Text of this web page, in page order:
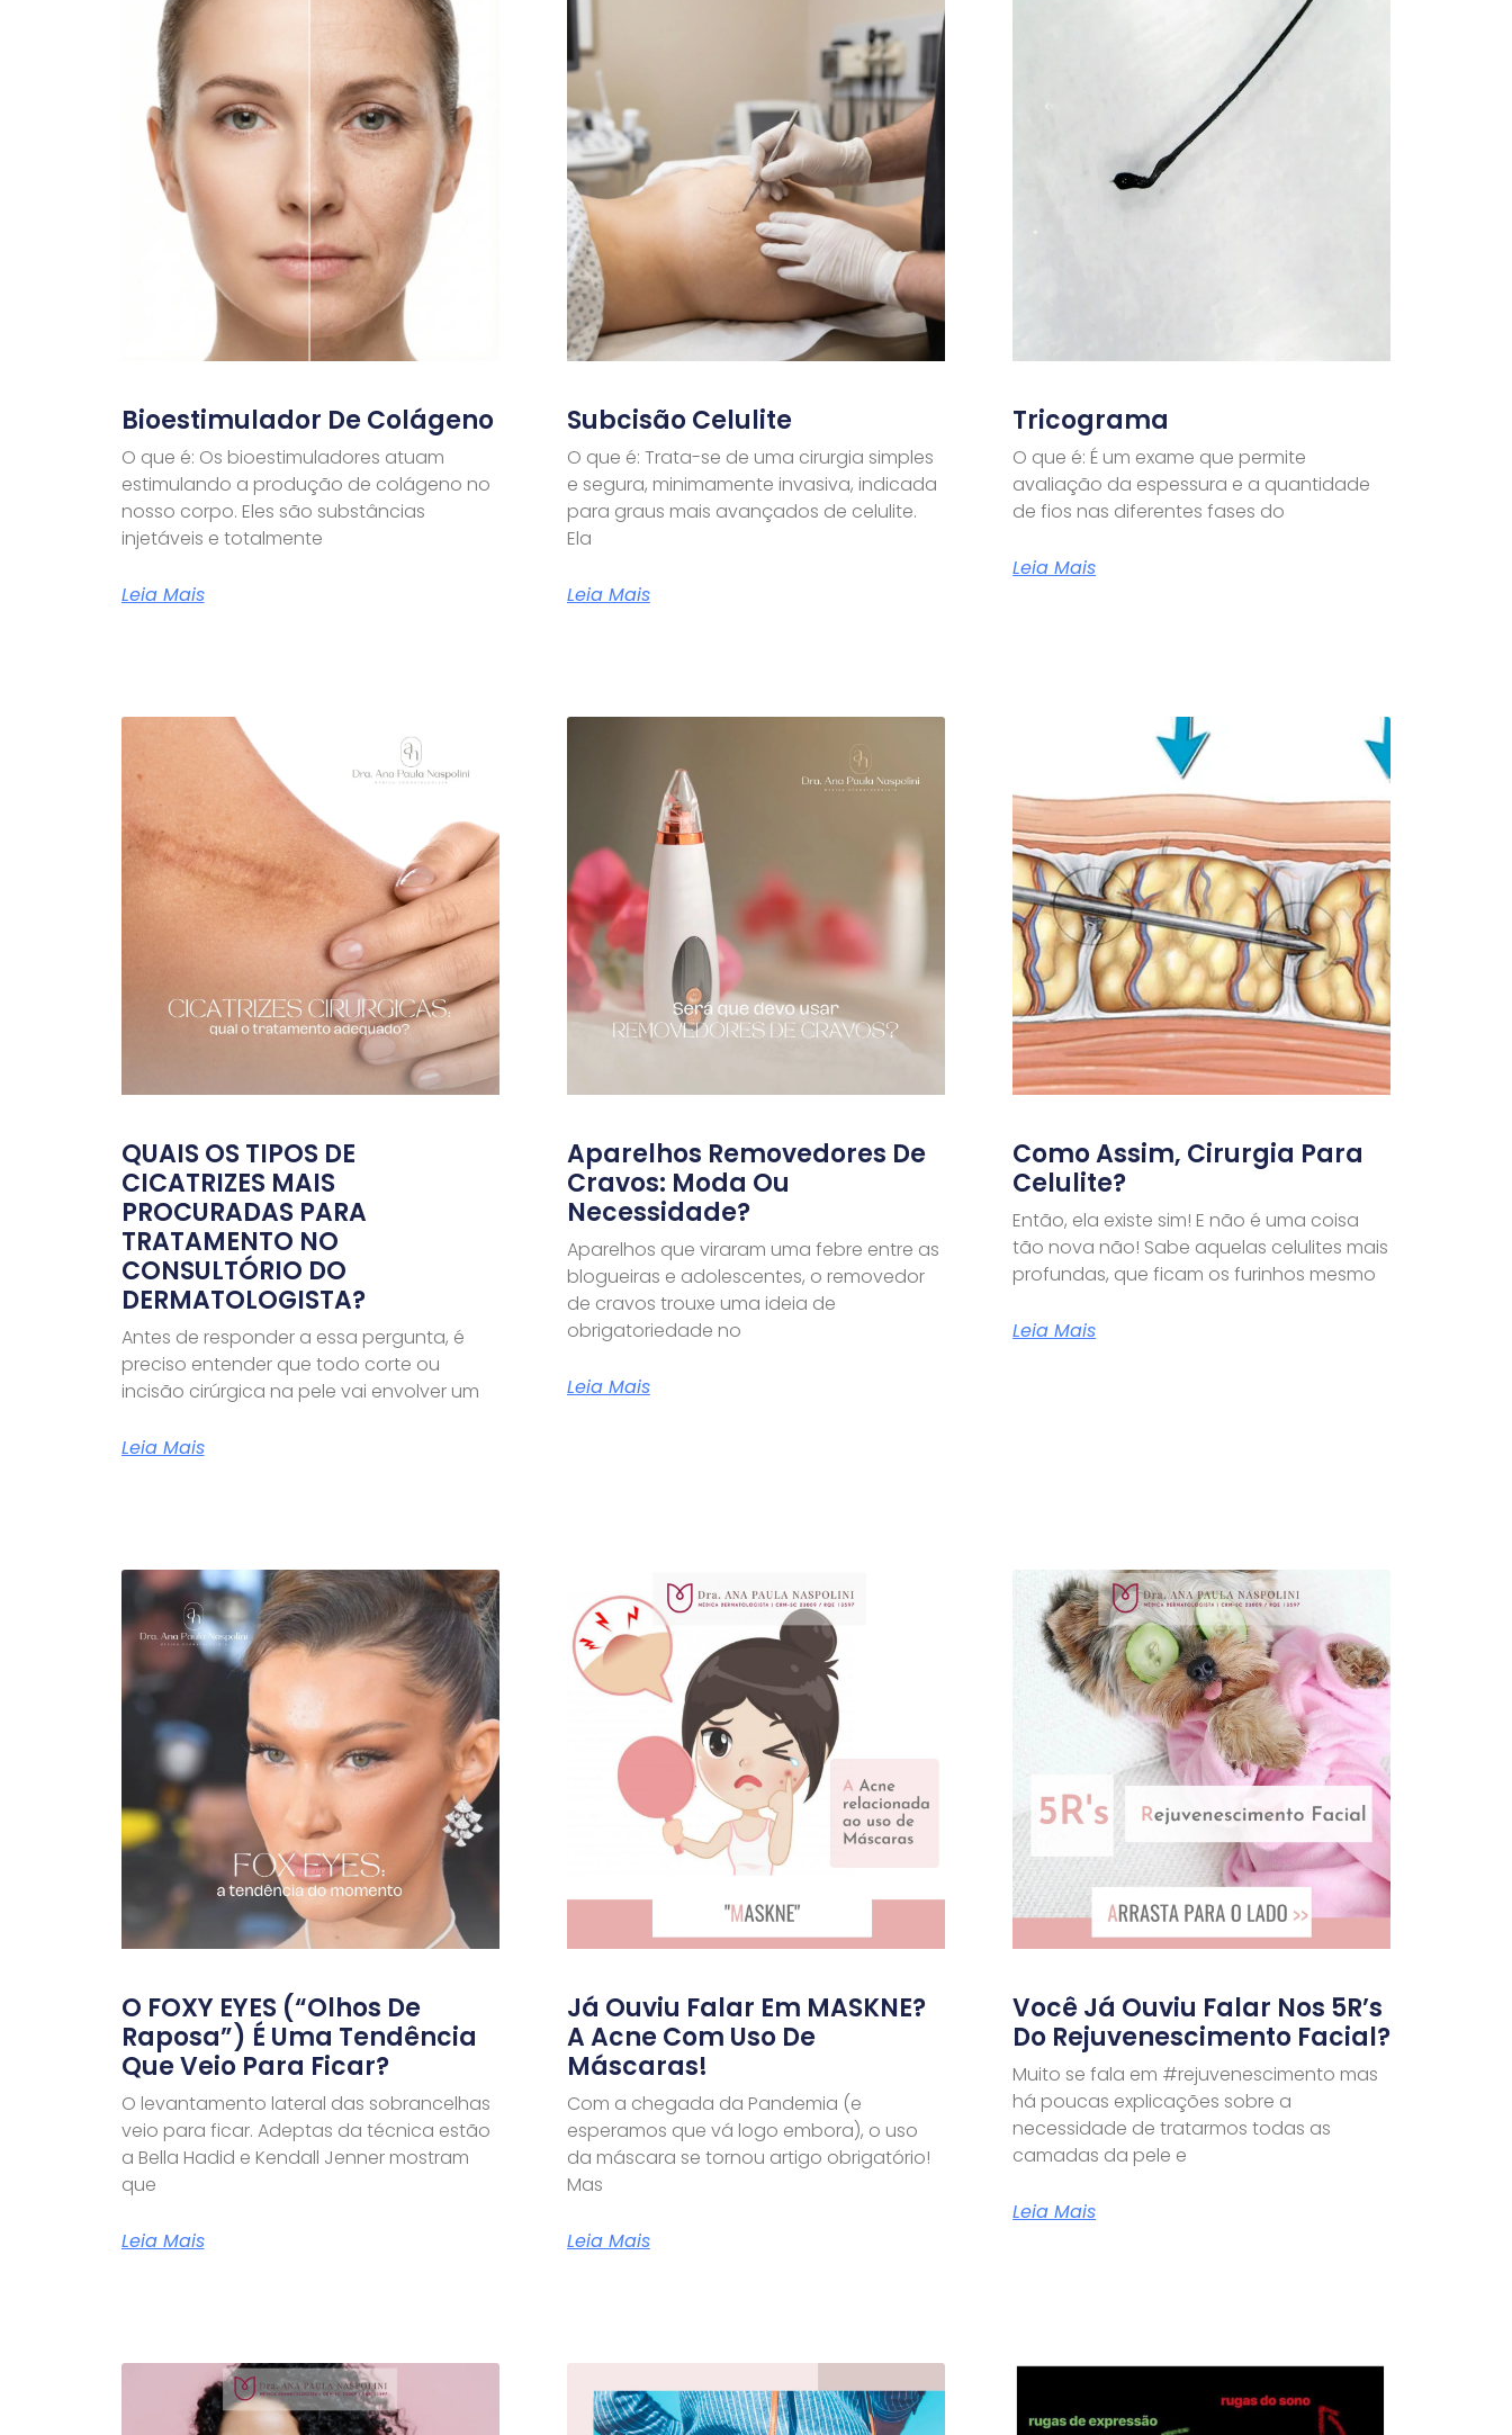
Bioestimulador De Colágeno
O que é: Os bioestimuladores atuam
estimulando a produção de colágeno no
nosso corpo. Eles são substâncias
injetáveis e totalmente
Leia Mais
Subcisão Celulite
O que é: Trata-se de uma cirurgia simples
e segura, minimamente invasiva, indicada
para graus mais avançados de celulite.
Ela
Leia Mais
Tricograma
O que é: É um exame que permite
avaliação da espessura e a quantidade
de fios nas diferentes fases do
Leia Mais
QUAIS OS TIPOS DE
CICATRIZES MAIS
PROCURADAS PARA
TRATAMENTO NO
CONSULTÓRIO DO
DERMATOLOGISTA?
Antes de responder a essa pergunta, é
preciso entender que todo corte ou
incisão cirúrgica na pele vai envolver um
Leia Mais
Aparelhos Removedores De
Cravos: Moda Ou
Necessidade?
Aparelhos que viraram uma febre entre as
blogueiras e adolescentes, o removedor
de cravos trouxe uma ideia de
obrigatoriedade no
Leia Mais
Como Assim, Cirurgia Para
Celulite?
Então, ela existe sim! E não é uma coisa
tão nova não! Sabe aquelas celulites mais
profundas, que ficam os furinhos mesmo
Leia Mais
O FOXY EYES (“olhos De
Raposa”) É Uma Tendência
Que Veio Para Ficar?
O levantamento lateral das sobrancelhas
veio para ficar. Adeptas da técnica estão
a Bella Hadid e Kendall Jenner mostram
que
Leia Mais
Já Ouviu Falar Em MASKNE?
A Acne Com Uso De
Máscaras!
Com a chegada da Pandemia (e
esperamos que vá logo embora), o uso
da máscara se tornou artigo obrigatório!
Mas
Leia Mais
Você Já Ouviu Falar Nos 5R’s
Do Rejuvenescimento Facial?
Muito se fala em #rejuvenescimento mas
há poucas explicações sobre a
necessidade de tratarmos todas as
camadas da pele e
Leia Mais